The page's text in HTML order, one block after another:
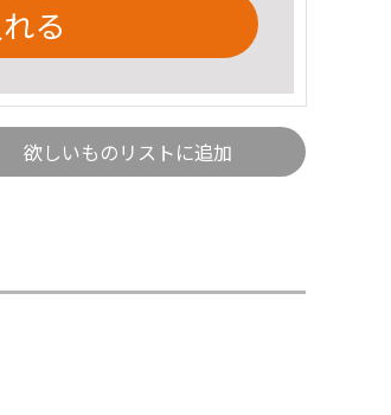
る
欲しいものリストに追加